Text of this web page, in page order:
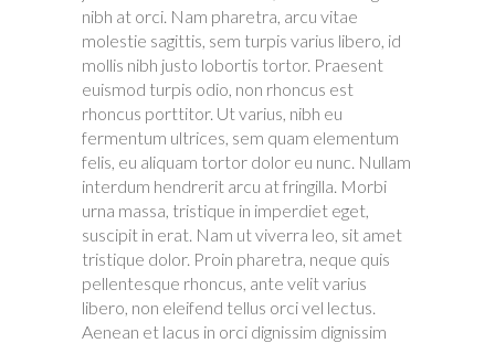
nibh at orci. Nam pharetra, arcu vitae
molestie sagittis, sem turpis varius libero, id
mollis nibh justo lobortis tortor. Praesent
euismod turpis odio, non rhoncus est
rhoncus porttitor. Ut varius, nibh eu
fermentum ultrices, sem quam elementum
felis, eu aliquam tortor dolor eu nunc. Nullam
interdum hendrerit arcu at fringilla. Morbi
urna massa, tristique in imperdiet eget,
suscipit in erat. Nam ut viverra leo, sit amet
tristique dolor. Proin pharetra, neque quis
pellentesque rhoncus, ante velit varius
libero, non eleifend tellus orci vel lectus.
Aenean et lacus in orci dignissim dignissim